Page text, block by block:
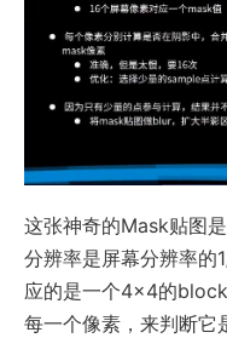
这张神奇的Mask贴图
分辨率是屏幕分辨率
应的是一个4×4的
每一个像素，来判断它